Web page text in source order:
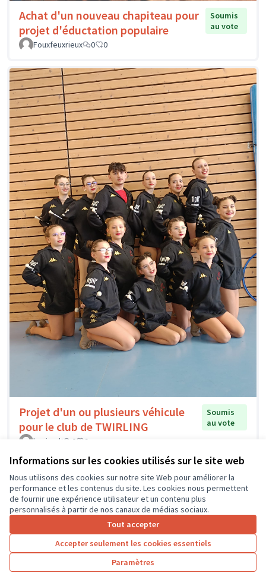
Informations sur les cookies utilisés sur le site web
Nous utilisons des cookies sur notre site Web pour améliorer la
performance et les contenus du site. Les cookies nous permettent
de fournir une expérience utilisateur et un contenu plus
personnalisés à partir de nos canaux de médias sociaux.
Tout accepter
Accepter seulement les cookies essentiels
Paramètres
Achat d'un nouveau chapiteau pour
projet d'éductation populaire
Soumis
au vote
Fouxfeuxrieux
0 0
Projet d'un ou plusieurs véhicule
pour le club de TWIRLING
Soumis
au vote
lamirault
0 9